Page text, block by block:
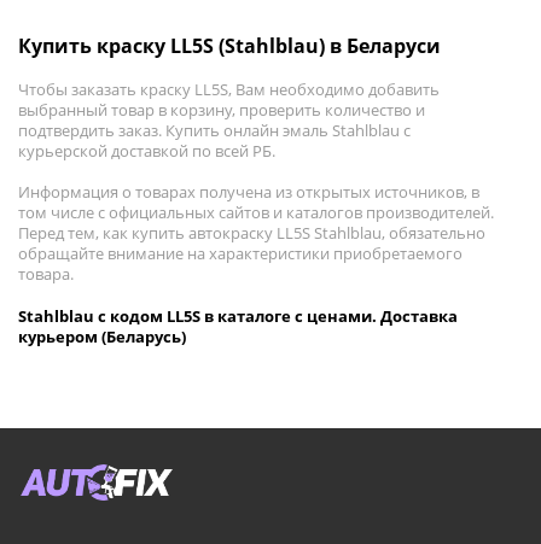
Купить краску LL5S (Stahlblau) в Беларуси
Чтобы заказать краску LL5S, Вам необходимо добавить
выбранный товар в корзину, проверить количество и
подтвердить заказ. Купить онлайн эмаль Stahlblau с
курьерской доставкой по всей РБ.
Информация о товарах получена из открытых источников, в
том числе с официальных сайтов и каталогов производителей.
Перед тем, как купить автокраску LL5S Stahlblau, обязательно
обращайте внимание на характеристики приобретаемого
товара.
Stahlblau с кодом LL5S в каталоге с ценами. Доставка
курьером (Беларусь)